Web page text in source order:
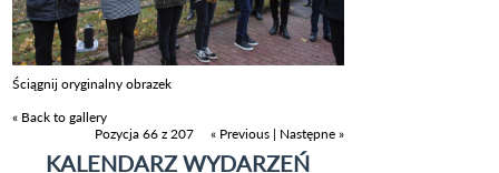
Ściągnij oryginalny obrazek
« Back to gallery
Pozycja 66 z 207
« Previous | Następne »
KALENDARZ WYDARZEŃ